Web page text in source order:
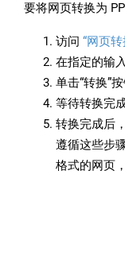
要将网页转换为
访问 “网页
在指定的输
单击“转换”
等待转换完成
转换完成后
遵循这些步
格式的网页